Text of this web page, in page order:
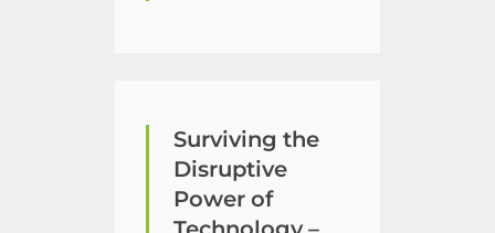
Surviving the
Disruptive
Power of